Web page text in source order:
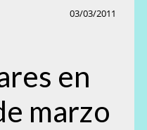
03/03/2011
en
marzo